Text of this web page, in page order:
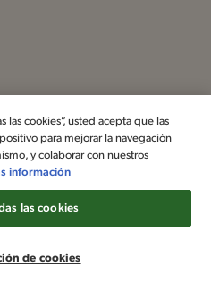
por Société dels Produits Nestlé,
las cookies”, usted acepta que las
para mejorar la navegación
y colaborar con nuestros
información
de cookies
las cookies